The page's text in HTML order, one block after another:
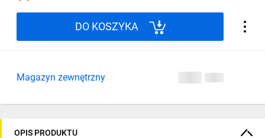
DO KOSZYKA
Magazyn zewnętrzny
OPIS PRODUKTU